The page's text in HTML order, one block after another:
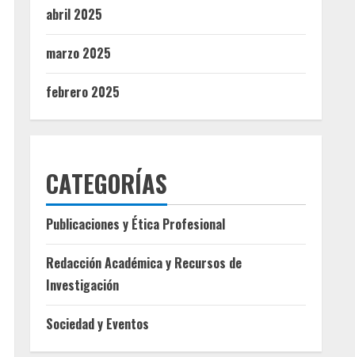
abril 2025
marzo 2025
febrero 2025
CATEGORÍAS
Publicaciones y Ética Profesional
Redacción Académica y Recursos de
Investigación
Sociedad y Eventos